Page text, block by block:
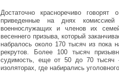
Достаточно красноречиво
приведенные на днях
военнослужащих и членов их
весеннего призыва, который
набралось около 170 тысяч из пока
рекрутов. Более 100 тысяч
судимость, еще от 50 до 70 тысяч
изоляторах, где набирались